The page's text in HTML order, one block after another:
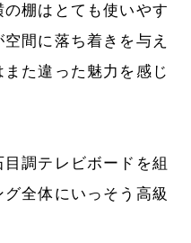
棚はとても使いやす
間に落ち着きを与え
た違った魅力を感じ
調テレビボードを組
全体にいっそう高級